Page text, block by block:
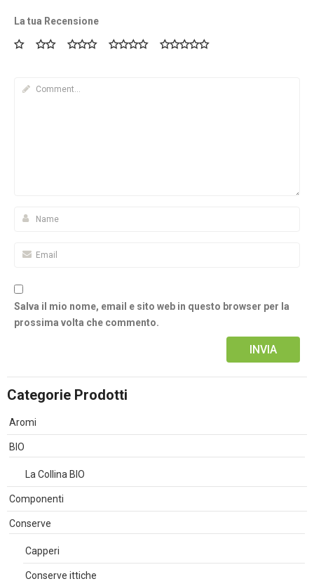
La tua Recensione
Salva il mio nome, email e sito web in questo browser per la
prossima volta che commento.
Categorie Prodotti
Aromi
BIO
La Collina BIO
Componenti
Conserve
Capperi
Conserve ittiche